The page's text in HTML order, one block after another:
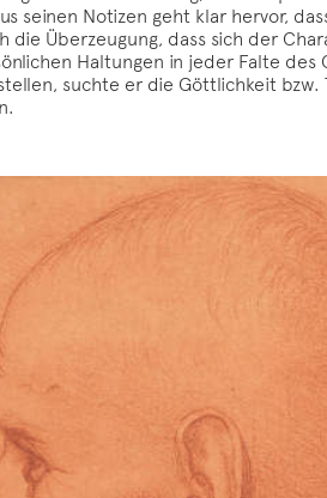
seinen Notizen geht klar hervor,
die Überzeugung, dass sich der
Haltungen in jeder Falte des
suchte er die Göttlichkeit